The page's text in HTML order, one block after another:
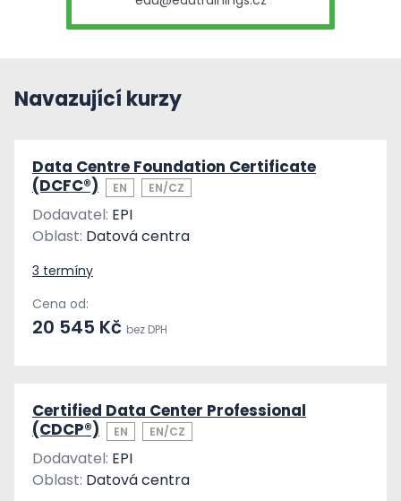
Navazující kurzy
Data Centre Foundation Certificate
(DCFC®)
EN EN/CZ
Dodavatel: EPI
Oblast: Datová centra
3 termíny
Cena od:
20 545 Kč bez DPH
Certified Data Center Professional
(CDCP®)
EN EN/CZ
Dodavatel: EPI
Oblast: Datová centra